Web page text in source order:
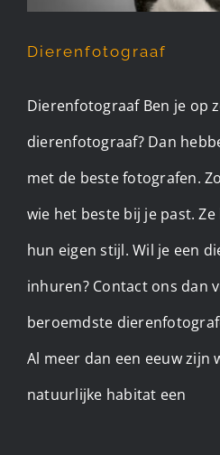
Dierenfotograaf
Dierenfotograaf Ben je op
dierenfotograaf? Dan
met de beste fotografen.
wie het beste bij je past.
hun eigen stijl. Wil je een
inhuren? Contact ons dan
beroemdste
Al meer dan een eeuw zijn
natuurlijke habitat een